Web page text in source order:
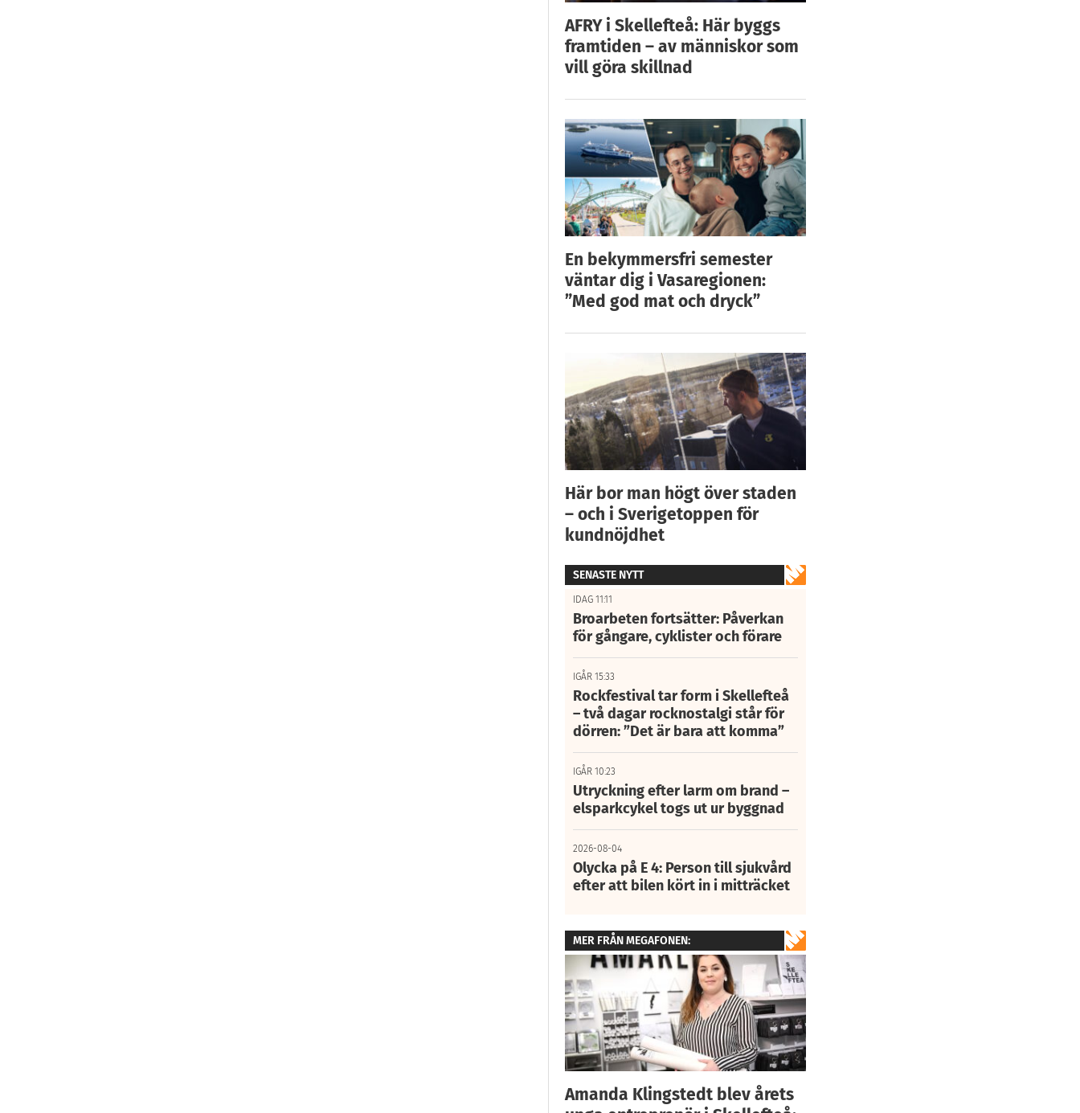
AFRY i Skellefteå: Här byggs
framtiden – av människor som
vill göra skillnad
En bekymmersfri semester
väntar dig i Vasaregionen:
”Med god mat och dryck”
Här bor man högt över staden
– och i Sverigetoppen för
kundnöjdhet
SENASTE NYTT
IDAG 11:11
Broarbeten fortsätter: Påverkan
för gångare, cyklister och förare
IGÅR 15:33
Rockfestival tar form i Skellefteå
– två dagar rocknostalgi står för
dörren: ”Det är bara att komma”
IGÅR 10:23
Utryckning efter larm om brand –
elsparkcykel togs ut ur byggnad
2026-08-04
Olycka på E 4: Person till sjukvård
efter att bilen kört in i mitträcket
MER FRÅN MEGAFONEN:
Amanda Klingstedt blev årets